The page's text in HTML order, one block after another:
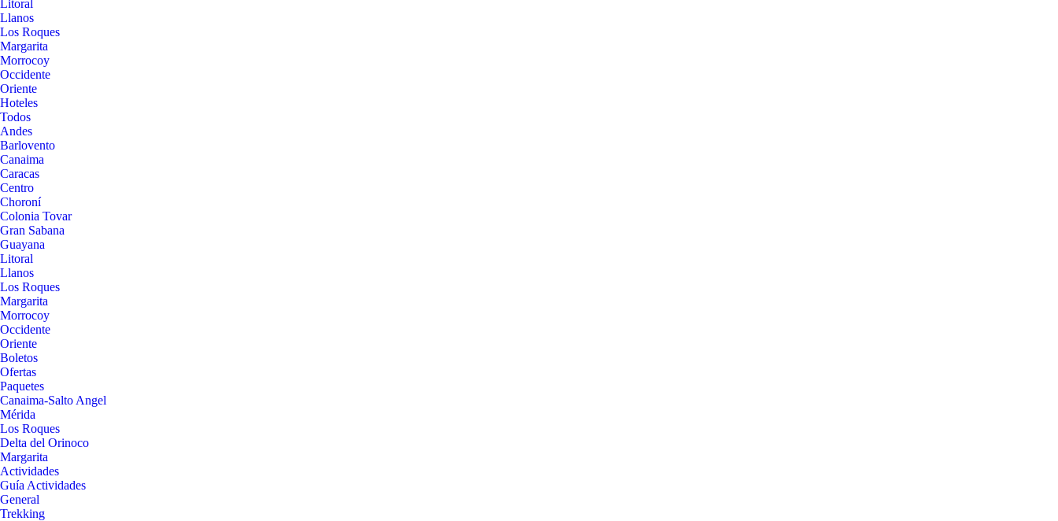
Litoral
Llanos
Los Roques
Margarita
Morrocoy
Occidente
Oriente
Hoteles
Todos
Andes
Barlovento
Canaima
Caracas
Centro
Choroní
Colonia Tovar
Gran Sabana
Guayana
Litoral
Llanos
Los Roques
Margarita
Morrocoy
Occidente
Oriente
Boletos
Ofertas
Paquetes
Canaima-Salto Angel
Mérida
Los Roques
Delta del Orinoco
Margarita
Actividades
Guía Actividades
General
Trekking